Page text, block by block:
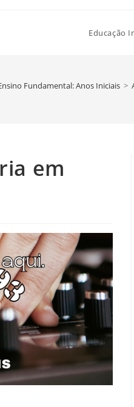
Educação
Fundamental: Anos Iniciais >
em